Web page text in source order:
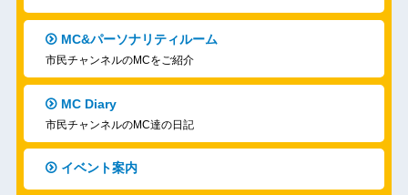
MC&パーソナリティルーム
市民チャンネルのMCをご紹介
MC Diary
市民チャンネルのMC達の日記
イベント案内